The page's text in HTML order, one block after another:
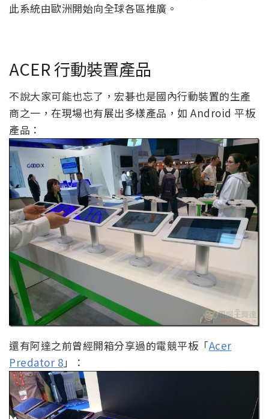
此系統由歐洲開始向全球各區推廣。
ACER 行動裝置產品
不說大家可能也忘了，宏碁也是國內行動裝置的生產
商之一，在現場也有展出多樣產品，如 Android 平板
產品：
還有阿達之前曾經開箱分享過的電競平板「Acer
Predator 8」：